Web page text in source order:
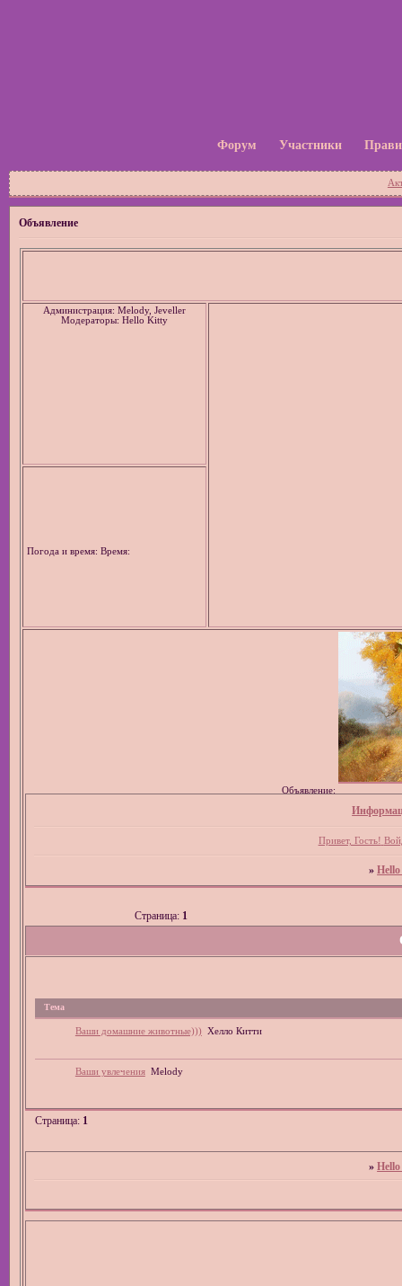
Форум Участники
Объявление
Администрация: Melody, Jeveller
Модераторы: Hello Kitty
Погода и время: Время:
Объявление:
Привет, Гость!
»
Страница: 1
Тема
Ваши домашние животные))) Хелло Китти
Ваши увлечения Melody
Страница: 1
»